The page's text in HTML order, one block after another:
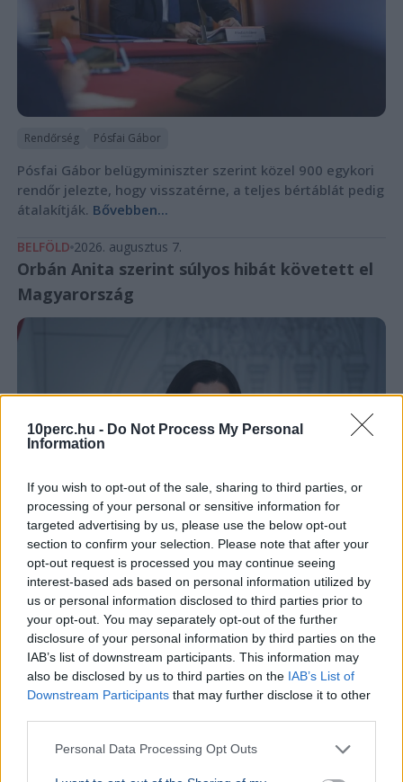
10perc.hu - Do Not Process My Personal
Information
If you wish to opt-out of the sale, sharing to third parties, or
processing of your personal or sensitive information for
targeted advertising by us, please use the below opt-out
section to confirm your selection. Please note that after your
opt-out request is processed you may continue seeing
interest-based ads based on personal information utilized by
us or personal information disclosed to third parties prior to
your opt-out. You may separately opt-out of the further
disclosure of your personal information by third parties on the
IAB’s list of downstream participants. This information may
also be disclosed by us to third parties on the IAB’s List of
Downstream Participants that may further disclose it to other
Personal Data Processing Opt Outs
Rendőrség Pósfai Gábor
Pósfai Gábor belügyminiszter szerint közel 900 egykori
rendőr jelezte, hogy visszatérne, a teljes bértáblát pedig
átalakítják. Bővebben...
BELFÖLD 2026. augusztus 7.
Orbán Anita szerint súlyos hibát követett el
Magyarország
Magyarország Klímaváltozás Aszály Orbán Anita Hőség
Orbán Anita külügyminiszter szerint az elmúlt tizenhat
évben elmaradt a klímaváltozásra való felkészülés,
ezért regionális összefogást sürget.Bővebben...